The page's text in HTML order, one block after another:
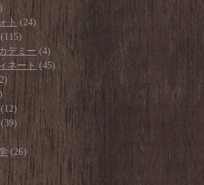
ト (24)
(115)
デミー (4)
ネート (45)
(12)
(39)
(26)